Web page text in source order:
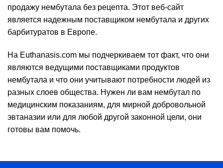
продажу нембутала без рецепта. Этот веб-сайт
является надежным поставщиком нембутала и других
барбитуратов в Европе.
На Euthanasis.com мы подчеркиваем тот факт, что они
являются ведущими поставщиками продуктов
нембутала и что они учитывают потребности людей из
разных слоев общества. Нужен ли вам нембутал по
медицинским показаниям, для мирной добровольной
эвтаназии или для любой другой законной цели, они
готовы вам помочь.